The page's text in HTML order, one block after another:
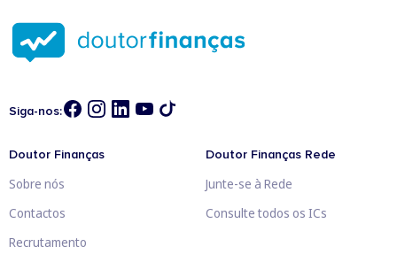
Siga-nos:
Doutor Finanças
Sobre nós
Contactos
Recrutamento
Doutor Finanças Rede
Junte-se à Rede
Consulte todos os ICs